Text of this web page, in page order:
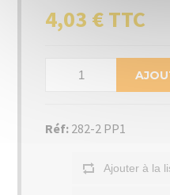
4,03 € TTC
Réf: 282-2 PP1
Ajouter à la